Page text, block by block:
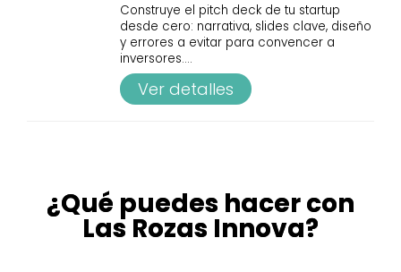
Construye el pitch deck de tu startup
desde cero: narrativa, slides clave, diseño
y errores a evitar para convencer a
inversores....
Ver detalles
¿Qué puedes hacer con
Las Rozas Innova?